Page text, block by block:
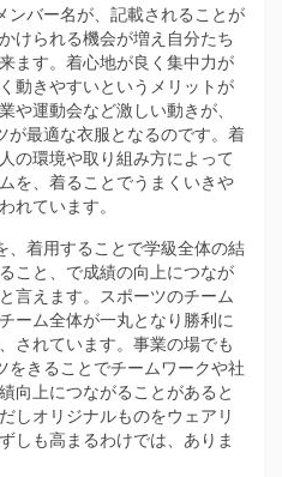
ンバー名が、記載されることが
けられる機会が増え自分たち
ます。 着心地が良く集中力が
動きやすいというメリットが
や運動会など激しい動きが、
が最適な衣服となるのです。着
の環境や取り組み方によって
を、着ることでうまくいきや
れています。
、着用することで学級全体の結
こと、で成績の向上につなが
言えます。スポーツのチーム
ーム全体が一丸となり勝利に
されています。事業の場でも
きることでチームワークや社
向上につながることがあると
しオリジナルものをウェアリ
しも高まるわけでは、ありま